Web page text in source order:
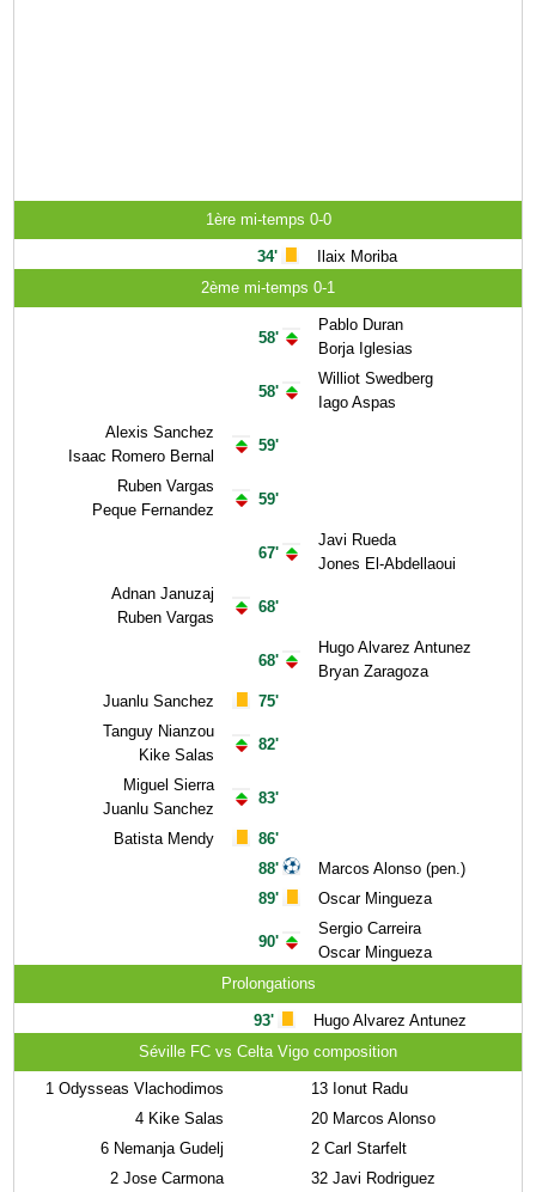
1ère mi-temps 0-0
34'
Ilaix Moriba
2ème mi-temps 0-1
Alexis Sanchez
Isaac Romero Bernal
Ruben Vargas
Peque Fernandez
Adnan Januzaj
Ruben Vargas
Juanlu Sanchez
Tanguy Nianzou
Kike Salas
Miguel Sierra
Juanlu Sanchez
Batista Mendy
58'
58'
59'
59'
67'
68'
68'
75'
82'
83'
86'
88'
89'
90'
Pablo Duran
Borja Iglesias
Williot Swedberg
Iago Aspas
Javi Rueda
Jones El-Abdellaoui
Hugo Alvarez Antunez
Bryan Zaragoza
Marcos Alonso (pen.)
Oscar Mingueza
Sergio Carreira
Oscar Mingueza
Prolongations
93'
Hugo Alvarez Antunez
Séville FC vs Celta Vigo composition
1 Odysseas Vlachodimos
4 Kike Salas
6 Nemanja Gudelj
2 Jose Carmona
13 Ionut Radu
20 Marcos Alonso
2 Carl Starfelt
32 Javi Rodriguez